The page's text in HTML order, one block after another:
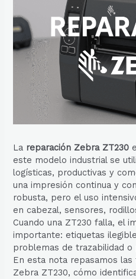
La reparación Zebra ZT230
este modelo industrial se
logísticas, productivas y
una impresión continua y
robusta, pero el uso
en cabezal, sensores,
Cuando una ZT230 falla, el
importante: etiquetas
problemas de trazabilidad o
En esta nota repasamos
Zebra ZT230, cómo